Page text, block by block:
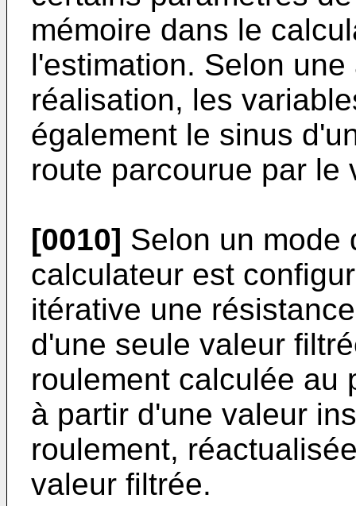
mémoire dans le
l'estimation. Selon
réalisation, les
également le sinus
route parcourue par le
[0010] Selon un mode
calculateur est
itérative une
d'une seule valeur
roulement calculée au
à partir d'une valeur
roulement,
valeur filtrée.